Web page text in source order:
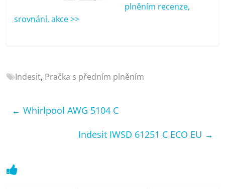
recenze,
telefony,
plněním recenze,
srovnání, akce >>
Indesit, Pračka s předním plněním
← Whirlpool AWG 5104 C
Indesit IWSD 61251 C ECO EU →